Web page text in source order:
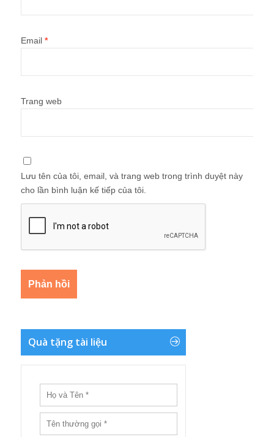
Email *
Trang web
Lưu tên của tôi, email, và trang web trong trình duyệt này
cho lần bình luận kế tiếp của tôi.
Quà tặng tài liệu